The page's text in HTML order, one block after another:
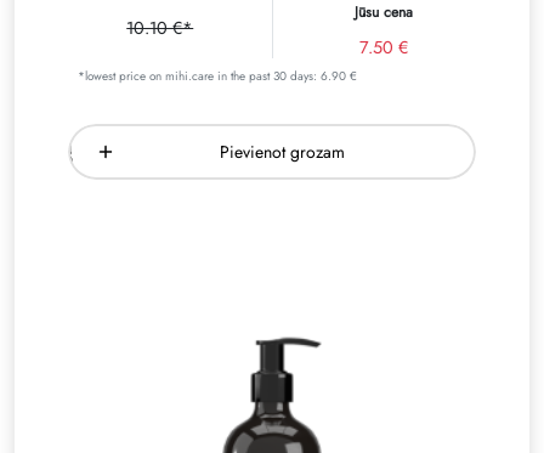
10.10 €*
Jūsu cena
7.50 €
*lowest price on mihi.care in the past 30 days: 6.90 €
Pievienot grozam